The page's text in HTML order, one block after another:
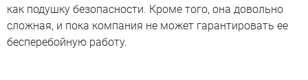
как подушку безопасности. Кроме того, она довольно
сложная, и пока компания не может гарантировать ее
бесперебойную работу.